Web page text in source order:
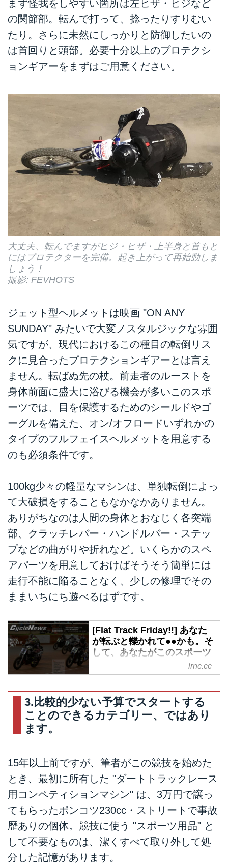
まず怪我をしやすい箇所は左ヒザ・ヒジなど
の関節部。転んで打って、捻ったりすりむい
たり。さらに未然にしっかりと防御したいの
は首回りと頭部。必要十分以上のプロテクシ
ョンギアーをまずはご用意ください。
大丈夫、転んでますがヒジ・ヒザ・上半身と首もと
にはプロテクターを完備。起き上がって再始動しま
しょう！
撮影: FEVHOTS
ジェット型ヘルメットは映画 "ON ANY
SUNDAY" みたいで大変ノスタルジックな雰囲
気ですが、現代におけるこの種目の転倒リス
クに見合ったプロテクションギアーとは言え
ません。転ばぬ先の杖。前走者のルーストを
身体前面に盛大に浴びる機会が多いこのスポ
ーツでは、目を保護するためのシールドやゴ
ーグルを備えた、オン/オフロードいずれかの
タイプのフルフェイスヘルメットを用意する
のも必須条件です。
100kg少々の軽量なマシンは、単独転倒によっ
て大破損をすることもなかなかありません。
ありがちなのは人間の身体とおなじく各突端
部、クラッチレバー・ハンドルバー・ステッ
プなどの曲がりや折れなど。いくらかのスペ
アパーツを用意しておけばそうそう簡単には
走行不能に陥ることなく、少しの修理でその
ままいちにち遊べるはずです。
[Flat Track Friday!!] あなた
が転ぶと轢かれて●●かも。そ
して、あなたがこのスポーツ
を★★かも。"絶対に転んでは
いけない" グルグルコンペテ
- Motorcycle x Cars + α =
Your Life.
ュー (鉄スリッパ) についてディー
プにお話することになっていまし
たが、日曜日にジョージア州で開
催された全米選手権Rd.2で、我が
国の現役ダートトラックライダ
ー・関係者と、これからレースや
このスポーツに参加する可能性の
ある方々、そしてうっすらと興味
を持ちはじめてくださっている全
lrnc.cc
3.比較的少ない予算でスタートする
ことのできるカテゴリー、ではあり
ます。
15年以上前ですが、筆者がこの競技を始めた
とき、最初に所有した "ダートトラックレース
用コンペティションマシン" は、3万円で譲っ
てもらったポンコツ230cc・ストリートで事故
歴ありの個体。競技に使う "スポーツ用品" と
して不要なものは、潔くすべて取り外して処
分した記憶があります。